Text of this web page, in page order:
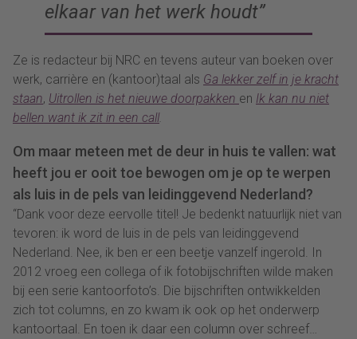
elkaar van het werk houdt”
Ze is redacteur bij NRC en tevens auteur van boeken over
werk, carrière en (kantoor)taal als Ga lekker zelf in je kracht
staan, Uitrollen is het nieuwe doorpakken en Ik kan nu niet
bellen want ik zit in een call.
Om maar meteen met de deur in huis te vallen: wat
heeft jou er ooit toe bewogen om je op te werpen
als luis in de pels van leidinggevend Nederland?
“Dank voor deze eervolle titel! Je bedenkt natuurlijk niet van
tevoren: ik word de luis in de pels van leidinggevend
Nederland. Nee, ik ben er een beetje vanzelf ingerold. In
2012 vroeg een collega of ik fotobijschriften wilde maken
bij een serie kantoorfoto’s. Die bijschriften ontwikkelden
zich tot columns, en zo kwam ik ook op het onderwerp
kantoortaal. En toen ik daar een column over schreef…